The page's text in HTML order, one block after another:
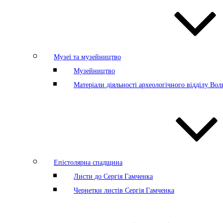
Музеї та музейництво
Музейництво
Матеріали діяльності археологічного відділу
Епістолярна спадщина
Листи до Сергія Гамченка
Чернетки листів Сергія Гамченка